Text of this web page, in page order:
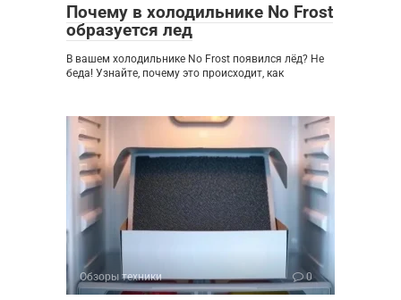
Почему в холодильнике No Frost
образуется лед
В вашем холодильнике No Frost появился лёд? Не
беда! Узнайте, почему это происходит, как
Обзоры техники 0